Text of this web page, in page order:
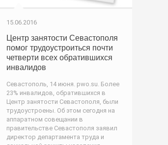
15.06.2016
Центр занятости Севастополя
помог трудоустроиться почти
четверти всех обратившихся
инвалидов
Севастополь, 14 июня. pwo.su. Более
23% инвалидов, обратившихся в
Центр занятости Севастополя, были
трудоустроены. Об этом сегодня на
аппаратном совещании в
правительстве Севастополя заявил
директор департамента труда и